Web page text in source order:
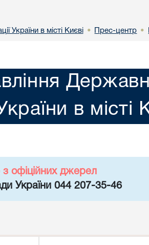
України в місті Києві • Прес-центр •
в місті
офіційних джерел
України 044 207-35-46